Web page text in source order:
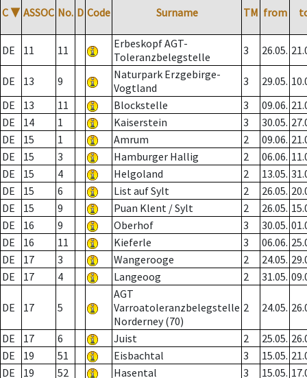
C ▼ ASSOC No. D Code Surname TM from
DE 11 11
Erbeskopf AGT-
Toleranzbelegstelle
3 26.05.
DE 13 9
Naturpark Erzgebirge-
Vogtland
3 29.05.
DE
13 11 Blockstelle 3 09.06.
DE
14 1 Kaiserstein 3 30.05.
DE
15 1 Amrum 2 09.06.
DE
15 3 Hamburger Hallig 2 06.06.
DE
15 4 Helgoland 2 13.05.
DE
15 6 List auf Sylt 2 26.05.
DE
15 9 Puan Klent / Sylt 2 26.05.
DE
16 9 Oberhof 3 30.05.
DE
16 11 Kieferle 3 06.06.
DE
17 3 Wangerooge 2 24.05.
DE
17 4 Langeoog 2 31.05.
DE 17 5
AGT
Varroatoleranzbelegstelle
Norderney (70)
2 24.05.
DE 17 6 Juist 2 25.05.
DE
19 51 Eisbachtal 3 15.05.
DE
19 52 Hasental 3 15.05.